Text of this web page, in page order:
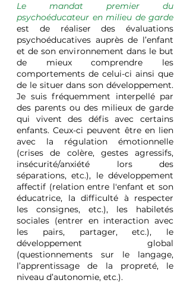
Le mandat premier du
psychoéducateur en milieu de garde
est de réaliser des évaluations
psychoéducatives auprès de l’enfant
et de son environnement dans le but
de mieux comprendre les
comportements de celui-ci ainsi que
de le situer dans son développement.
Je suis fréquemment interpellé par
des parents ou des milieux de garde
qui vivent des défis avec certains
enfants. Ceux-ci peuvent être en lien
avec la régulation émotionnelle
(crises de colère, gestes agressifs,
insécurité/anxiété lors des
séparations, etc.), le développement
affectif (relation entre l'enfant et son
éducatrice, la difficulté à respecter
les consignes, etc.), les habiletés
sociales (entrer en interaction avec
les pairs, partager, etc.), le
développement global
(questionnements sur le langage,
l’apprentissage de la propreté, le
niveau d’autonomie, etc.).